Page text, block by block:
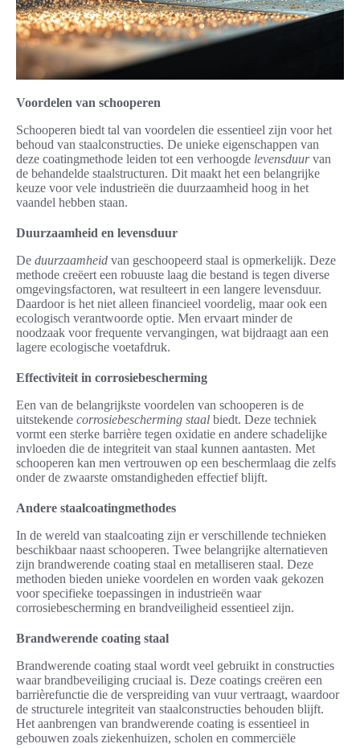
Voordelen van schooperen
Schooperen biedt tal van voordelen die essentieel zijn voor het
behoud van staalconstructies. De unieke eigenschappen van
deze coatingmethode leiden tot een verhoogde levensduurvan
de behandelde staalstructuren. Dit maakt het een belangrijke
keuze voor vele industrieën die duurzaamheid hoog in het
vaandel hebben staan.
Duurzaamheid en levensduur
De duurzaamheid van geschoopeerd staal is opmerkelijk. Deze
methode creëert een robuuste laag die bestand is tegen diverse
omgevingsfactoren, wat resulteert in een langere levensduur.
Daardoor is het niet alleen financieel voordelig, maar ook een
ecologisch verantwoorde optie. Men ervaart minder de
noodzaak voor frequente vervangingen, wat bijdraagt aan een
lagere ecologische voetafdruk.
Effectiviteit in corrosiebescherming
Een van de belangrijkste voordelen van schooperen is de
uitstekende corrosiebescherming staal biedt. Deze techniek
vormt een sterke barrière tegen oxidatie en andere schadelijke
invloeden die de integriteit van staal kunnen aantasten. Met
schooperen kan men vertrouwen op een beschermlaag die zelfs
onder de zwaarste omstandigheden effectief blijft.
Andere staalcoatingmethodes
In de wereld van staalcoating zijn er verschillende technieken
beschikbaar naast schooperen. Twee belangrijke alternatieven
zijn brandwerende coating staal en metalliseren staal. Deze
methoden bieden unieke voordelen en worden vaak gekozen
voor specifieke toepassingen in industrieën waar
corrosiebescherming en brandveiligheid essentieel zijn.
Brandwerende coating staal
Brandwerende coating staal wordt veel gebruikt in constructies
waar brandbeveiliging cruciaal is. Deze coatings creëren een
barrièrefunctie die de verspreiding van vuur vertraagt, waardoor
de structurele integriteit van staalconstructies behouden blijft.
Het aanbrengen van brandwerende coating is essentieel in
gebouwen zoals ziekenhuizen, scholen en commerciële